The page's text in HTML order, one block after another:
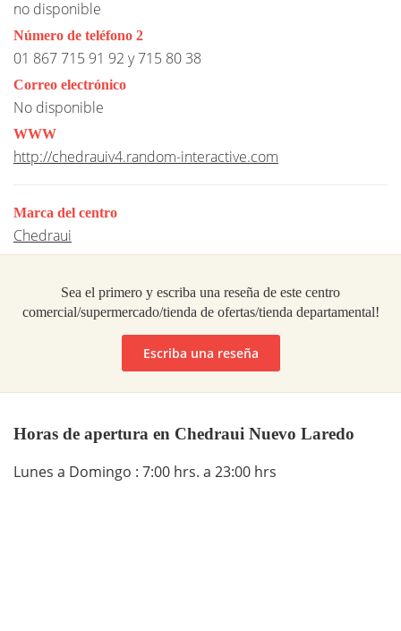
no disponible
Número de teléfono 2
01 867 715 91 92 y 715 80 38
Correo electrónico
No disponible
WWW
http://chedrauiv4.random-interactive.com
Marca del centro
Chedraui
Sea el primero y escriba una reseña de este centro
comercial/supermercado/tienda de ofertas/tienda departamental!
Escriba una reseña
Horas de apertura en Chedraui Nuevo Laredo
Lunes a Domingo : 7:00 hrs. a 23:00 hrs